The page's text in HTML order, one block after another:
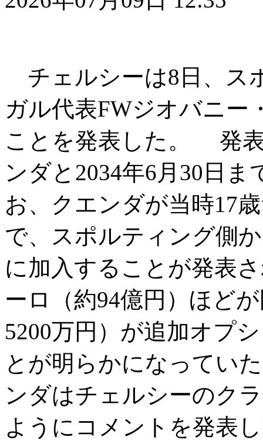
チェルシーは8日、ス
ガル代表FWジオバニー
ことを発表した。 発
ンダと2034年6月30日
お、クエンダが当時17
で、スポルティング側
に加入することが発表
ーロ（約94億円）ほど
5200万円）が追加オプ
とが明らかになってい
ンダはチェルシーのク
ようにコメントを発表